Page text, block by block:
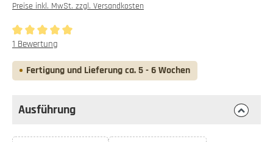
Preise inkl. MwSt. zzgl. Versandkosten
Durchschnittliche Bewertung von 5 von 5 Sternen
1 Bewertung
Fertigung und Lieferung ca. 5 - 6 Wochen
Ausführung
Ausführungauswählen